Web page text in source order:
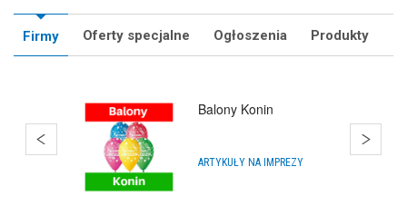
Firmy Oferty specjalne Ogłoszenia Produkty
Impra.Shop
SKLEPY INTERNETOWE